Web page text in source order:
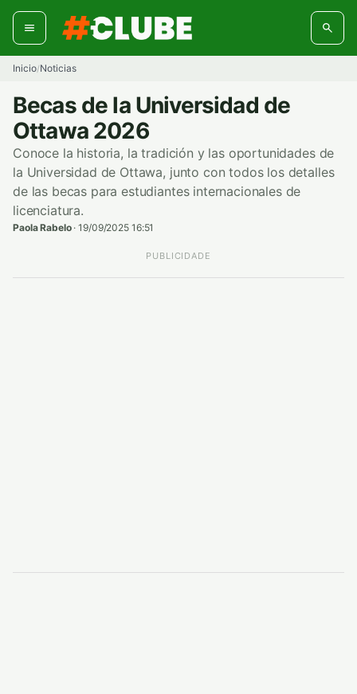
contenido
Inicio/Noticias
Becas de la Universidad de
Ottawa 2026
Conoce la historia, la tradición y las oportunidades de
la Universidad de Ottawa, junto con todos los detalles
de las becas para estudiantes internacionales de
licenciatura.
Paola Rabelo·19/09/2025 16:51
PUBLICIDADE